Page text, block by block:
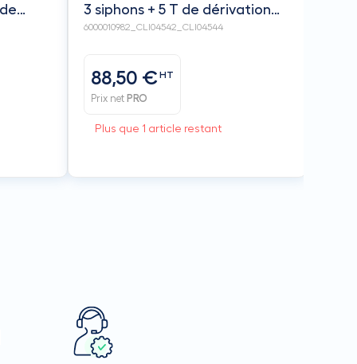
3 siphons + 5 T de dérivation
de condensat
6000010982_CLI04542_CLI04544
88,50 €HT
Prix net PRO
Plus que 1 article restant